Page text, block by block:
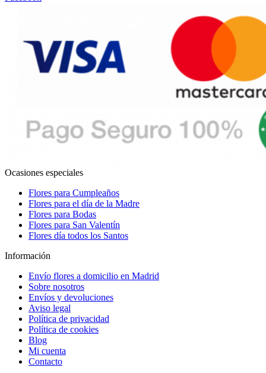
Ocasiones especiales
Flores para Cumpleaños
Flores para el día de la Madre
Flores para Bodas
Flores para San Valentín
Flores día todos los Santos
Información
Envío flores a domicilio en Madrid
Sobre nosotros
Envíos y devoluciones
Aviso legal
Política de privacidad
Política de cookies
Blog
Mi cuenta
Contacto